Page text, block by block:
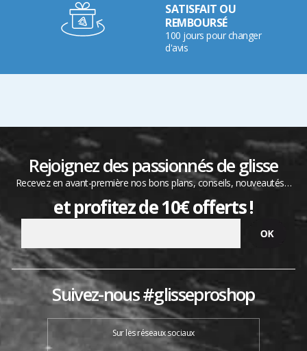
SATISFAIT OU
REMBOURSÉ
100 jours pour changer
d'avis
Rejoignez des passionnés de glisse
Recevez en avant-première nos bons plans, conseils, nouveautés…
et profitez de 10€ offerts !
Suivez-nous #glisseproshop
Sur les réseaux sociaux